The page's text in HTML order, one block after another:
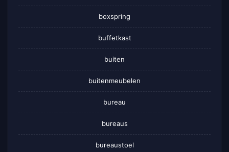
boxspring
buffetkast
buiten
buitenmeubelen
bureau
bureaus
bureaustoel